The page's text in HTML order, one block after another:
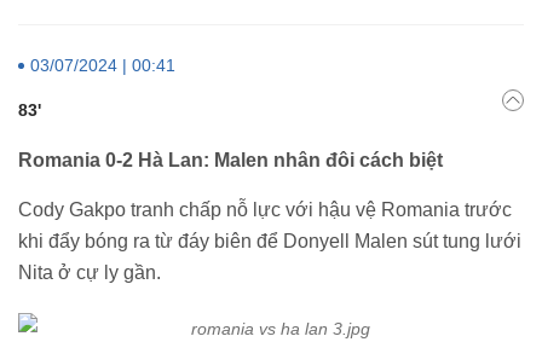
03/07/2024 | 00:41
83'
Romania 0-2 Hà Lan: Malen nhân đôi cách biệt
Cody Gakpo tranh chấp nỗ lực với hậu vệ Romania trước
khi đẩy bóng ra từ đáy biên để Donyell Malen sút tung lưới
Nita ở cự ly gần.